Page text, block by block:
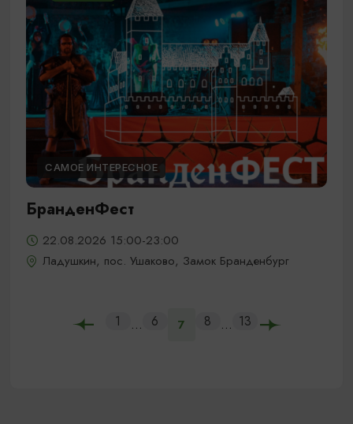
САМОЕ ИНТЕРЕСНОЕ
БранденФест
22.08.2026 15:00-23:00
Ладушкин, пос. Ушаково, Замок Бранденбург
1 ... 6 7 8 ... 13